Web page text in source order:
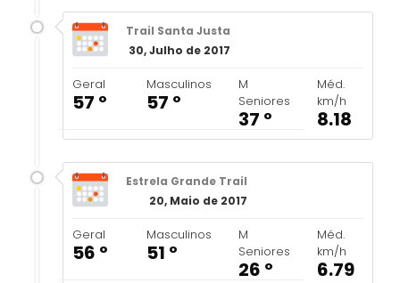
Trail Santa Justa
30, Julho de 2017
Geral
57 º
Masculinos
57 º
M
Seniores
37 º
Méd.
km/h
8.18
Estrela Grande Trail
20, Maio de 2017
Geral
56 º
Masculinos
51 º
M
Seniores
26 º
Méd.
km/h
6.79